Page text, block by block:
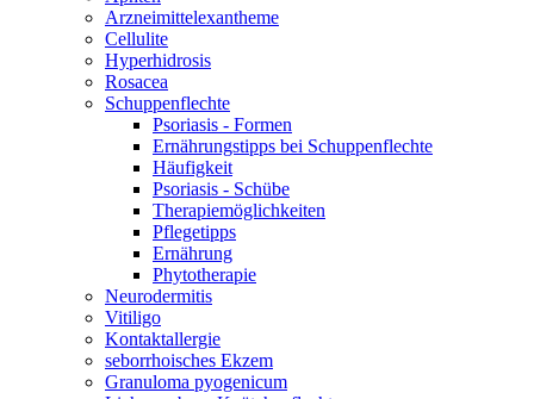
Arzneimittelexantheme
Cellulite
Hyperhidrosis
Rosacea
Schuppenflechte
Psoriasis - Formen
Ernährungstipps bei Schuppenflechte
Häufigkeit
Psoriasis - Schübe
Therapiemöglichkeiten
Pflegetipps
Ernährung
Phytotherapie
Neurodermitis
Vitiligo
Kontaktallergie
seborrhoisches Ekzem
Granuloma pyogenicum